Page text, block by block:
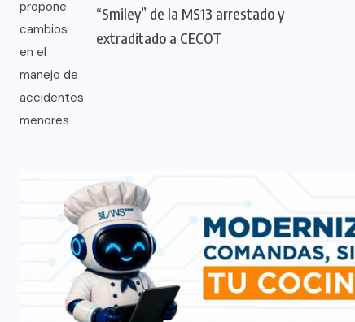
“Smiley” de la MS13 arrestado y
extraditado a CECOT